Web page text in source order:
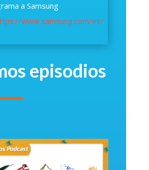
a Samsung
www.samsung.com/es/
episodios